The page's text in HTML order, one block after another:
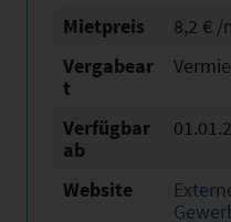
Mietpreis
8,2 € /
Vergabear
t
Verfügbar
ab
Website